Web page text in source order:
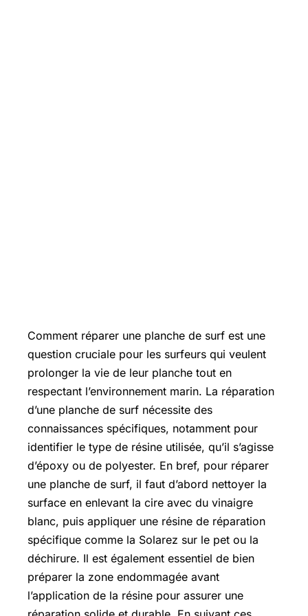
Comment réparer une planche de surf est une
question cruciale pour les surfeurs qui veulent
prolonger la vie de leur planche tout en
respectant l’environnement marin. La réparation
d’une planche de surf nécessite des
connaissances spécifiques, notamment pour
identifier le type de résine utilisée, qu’il s’agisse
d’époxy ou de polyester. En bref, pour réparer
une planche de surf, il faut d’abord nettoyer la
surface en enlevant la cire avec du vinaigre
blanc, puis appliquer une résine de réparation
spécifique comme la Solarez sur le pet ou la
déchirure. Il est également essentiel de bien
préparer la zone endommagée avant
l’application de la résine pour assurer une